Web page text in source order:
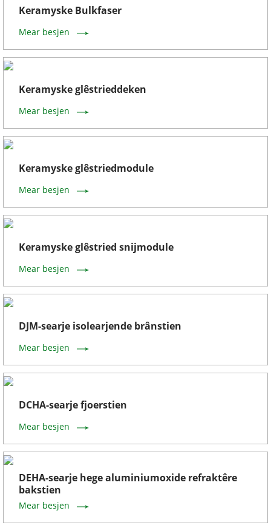
Keramyske Bulkfaser
Mear besjen
Keramyske glêstrieddeken
Mear besjen
Keramyske glêstriedmodule
Mear besjen
Keramyske glêstried snijmodule
Mear besjen
DJM-searje isolearjende brânstien
Mear besjen
DCHA-searje fjoerstien
Mear besjen
DEHA-searje hege aluminiumoxide refraktêre
bakstien
Mear besjen